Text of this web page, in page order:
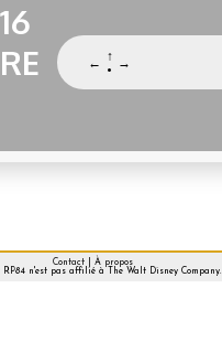
←
↑
•
→
Contact| À propos
RP84 n'est pas affilié à The Walt Disney Company.